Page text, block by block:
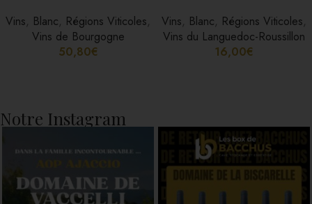
Vins, Blanc, Régions Viticoles,
Vins de Bourgogne
50,80€
Vins, Blanc, Régions Viticoles,
Vins du Languedoc-Roussillon
16,00€
Notre Instagram